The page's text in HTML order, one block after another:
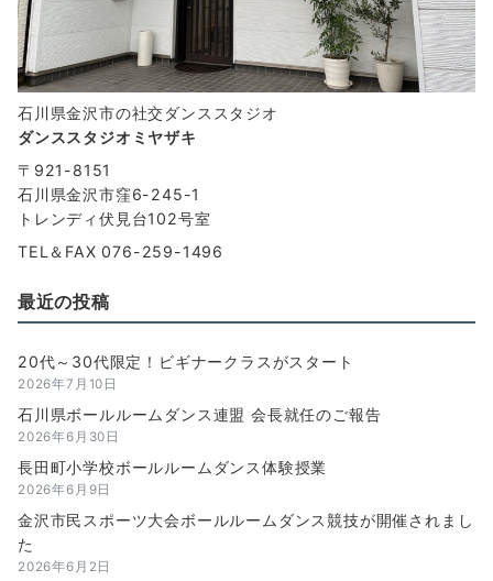
石川県金沢市の社交ダンススタジオ
ダンススタジオミヤザキ
〒921-8151
石川県金沢市窪6-245-1
トレンディ伏見台102号室
TEL＆FAX 076-259-1496
最近の投稿
20代～30代限定！ビギナークラスがスタート
2026年7月10日
石川県ボールルームダンス連盟 会長就任のご報告
2026年6月30日
長田町小学校ボールルームダンス体験授業
2026年6月9日
金沢市民スポーツ大会ボールルームダンス競技が開催されまし
た
2026年6月2日